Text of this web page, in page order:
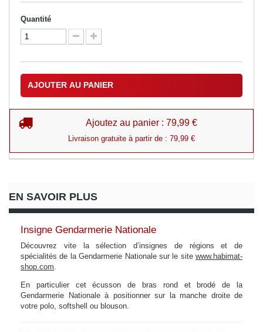
Quantité
AJOUTER AU PANIER
Ajoutez au panier : 79,99 €
Livraison gratuite à partir de : 79,99 €
EN SAVOIR PLUS
Insigne Gendarmerie Nationale
Découvrez vite la sélection d’insignes de régions et de
spécialités de la Gendarmerie Nationale sur le site www.habimat-
shop.com.
En particulier cet écusson de bras rond et brodé de la
Gendarmerie Nationale à positionner sur la manche droite de
votre polo, softshell ou blouson.